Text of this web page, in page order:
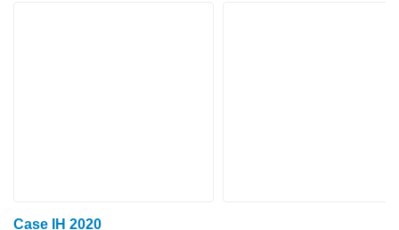
Case IH 2020